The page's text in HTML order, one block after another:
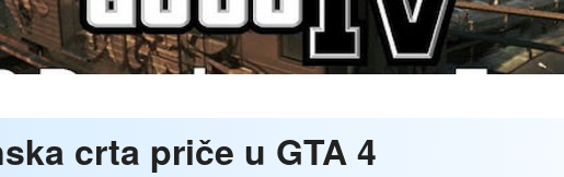
crta priče u GTA 4